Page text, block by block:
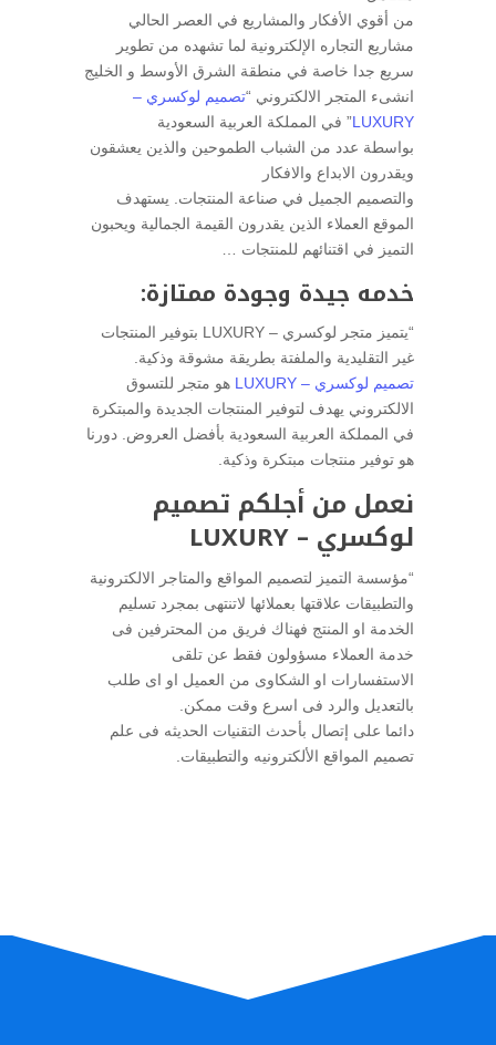
من أقوي الأفكار والمشاريع في العصر الحالي
مشاريع التجاره الإلكترونية لما تشهده من تطوير
سريع جدا خاصة في منطقة الشرق الأوسط و الخليج
انشىء المتجر الالكتروني “‫‫تصميم لوكسري –
LUXURY” في المملكة العربية السعودية
بواسطة عدد من الشباب الطموحين والذين يعشقون
ويقدرون الابداع والافكار
والتصميم الجميل في صناعة المنتجات. يستهدف
الموقع العملاء الذين يقدرون القيمة الجمالية ويحبون
التميز في اقتنائهم للمنتجات …
خدمه جيدة وجودة ممتازة:
“يتميز متجر لوكسري – LUXURY بتوفير المنتجات
غير التقليدية والملفتة بطريقة مشوقة وذكية.
تصميم لوكسري – LUXURY
هو متجر للتسوق
الالكتروني يهدف لتوفير المنتجات الجديدة والمبتكرة
في المملكة العربية السعودية بأفضل العروض. دورنا
هو توفير منتجات مبتكرة وذكية.
نعمل من أجلكم تصميم
لوكسري – LUXURY
“مؤسسة التميز لتصميم المواقع والمتاجر الالكترونية
والتطبيقات علاقتها بعملائها لاتنتهى بمجرد تسليم
الخدمة او المنتج فهناك فريق من المحترفين فى
خدمة العملاء مسؤولون فقط عن تلقى
الاستفسارات او الشكاوى من العميل او اى طلب
بالتعديل والرد فى اسرع وقت ممكن.
دائما على إتصال بأحدث التقنيات الحديثه فى علم
تصميم المواقع الألكترونيه والتطبيقات.